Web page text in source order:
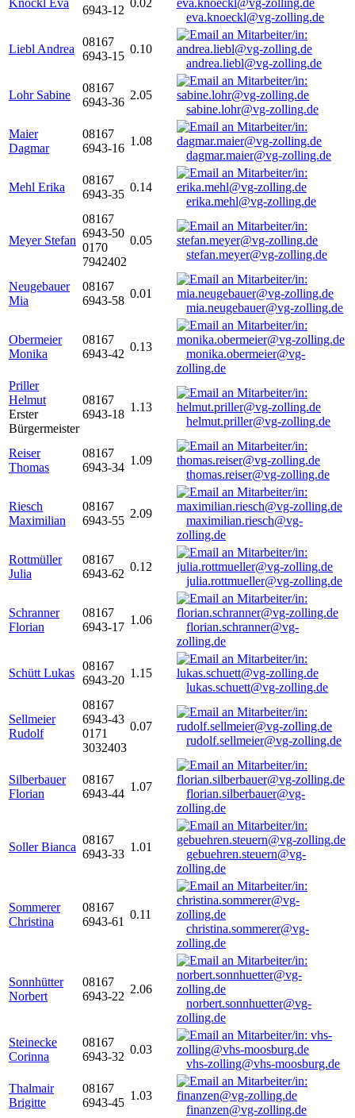
Knöckl Eva
6943-12
0.02
eva.knoeckl@vg-zolling.de
Liebl Andrea
08167
6943-15
0.10
andrea.liebl@vg-zolling.de
Lohr Sabine
08167
6943-36
2.05
sabine.lohr@vg-zolling.de
Maier
Dagmar
08167
6943-16
1.08
dagmar.maier@vg-zolling.de
Mehl Erika
08167
6943-35
0.14
erika.mehl@vg-zolling.de
Meyer Stefan
08167
6943-50
0170
7942402
0.05
stefan.meyer@vg-zolling.de
Neugebauer
Mia
08167
6943-58
0.01
mia.neugebauer@vg-zolling.de
Obermeier
Monika
08167
6943-42
0.13
monika.obermeier@vg-
zolling.de
Priller
Helmut
Erster
Bürgermeister
08167
6943-18
1.13
helmut.priller@vg-zolling.de
Reiser
Thomas
08167
6943-34
1.09
thomas.reiser@vg-zolling.de
Riesch
Maximilian
08167
6943-55
2.09
maximilian.riesch@vg-
zolling.de
Rottmüller
Julia
08167
6943-62
0.12
julia.rottmueller@vg-zolling.de
Schranner
Florian
08167
6943-17
1.06
florian.schranner@vg-
zolling.de
Schütt Lukas
08167
6943-20
1.15
lukas.schuett@vg-zolling.de
Sellmeier
Rudolf
08167
6943-43
0171
3032403
0.07
rudolf.sellmeier@vg-zolling.de
Silberbauer
Florian
08167
6943-44
1.07
florian.silberbauer@vg-
zolling.de
Soller Bianca
08167
6943-33
1.01
gebuehren.steuern@vg-
zolling.de
Sommerer
Christina
08167
6943-61
0.11
christina.sommerer@vg-
zolling.de
Sonnhütter
Norbert
08167
6943-22
2.06
norbert.sonnhuetter@vg-
zolling.de
Steinecke
Corinna
08167
6943-32
0.03
vhs-zolling@vhs-moosburg.de
Thalmair
Brigitte
08167
6943-45
1.03
finanzen@vg-zolling.de